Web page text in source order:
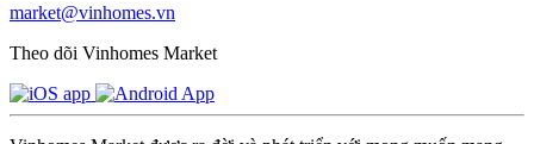
market@vinhomes.vn
Theo dõi Vinhomes Market